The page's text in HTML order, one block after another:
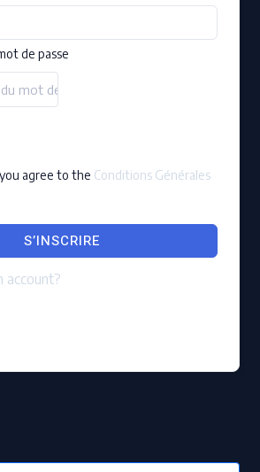
de passe
agree to the Conditions Générales
S’INSCRIRE
account?